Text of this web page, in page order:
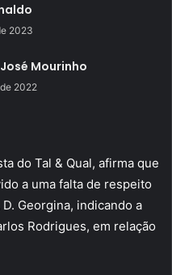
2023
Mourinho
2022
do Tal & Qual, afirma que
a uma falta de respeito
Georgina, indicando a
Rodrigues, em relação